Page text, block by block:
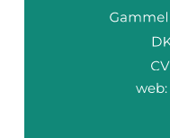
web: